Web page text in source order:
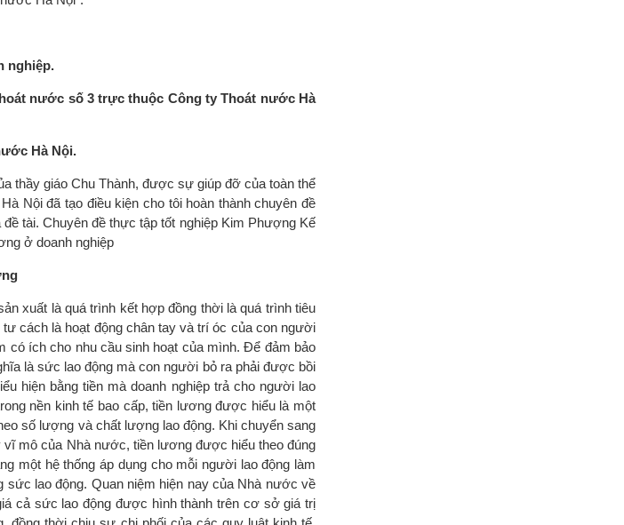
nghiệp.
nước số 3 trực thuộc Công ty Thoát nước Hà
Hà Nội.
thầy giáo Chu Thành, được sự giúp đỡ của toàn thể
Nội đã tạo điều kiện cho tôi hoàn thành chuyên đề
tài. Chuyên đề thực tập tốt nghiệp Kim Phượng Kế
ở doanh nghiệp
xuất là quá trình kết hợp đồng thời là quá trình tiêu
cách là hoạt động chân tay và trí óc của con người
có ích cho nhu cầu sinh hoạt của mình. Để đảm bảo
là sức lao động mà con người bỏ ra phải được bồi
hiện bằng tiền mà doanh nghiệp trả cho người lao
nền kinh tế bao cấp, tiền lương được hiểu là một
số lượng và chất lượng lao động. Khi chuyển sang
vĩ mô của Nhà nước, tiền lương được hiểu theo đúng
một hệ thống áp dụng cho mỗi người lao động làm
lao động. Quan niệm hiện nay của Nhà nước về
cả sức lao động được hình thành trên cơ sở giá trị